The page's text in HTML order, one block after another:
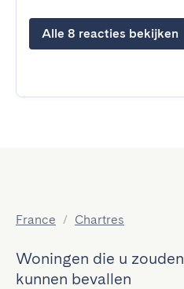
Alle 8 reacties bekijken
France / Chartres
Woningen die u zouden
kunnen bevallen